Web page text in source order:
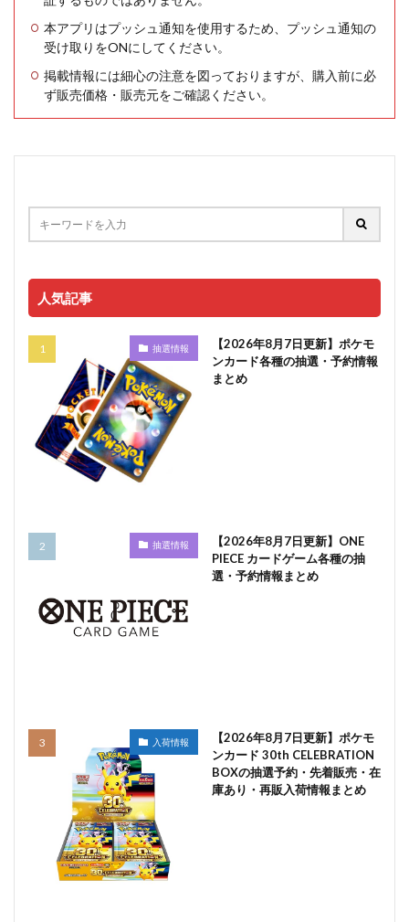
本アプリはプッシュ通知を使用するため、プッシュ通知の
受け取りをONにしてください。
掲載情報には細心の注意を図っておりますが、購入前に必
ず販売価格・販売元をご確認ください。
人気記事
抽選情報
【2026年8月7日更新】ポケモ
ンカード各種の抽選・予約情報
まとめ
抽選情報
【2026年8月7日更新】ONE
PIECE カードゲーム各種の抽
選・予約情報まとめ
入荷情報
【2026年8月7日更新】ポケモ
ンカード 30th CELEBRATION
BOXの抽選予約・先着販売・在
庫あり・再販入荷情報まとめ